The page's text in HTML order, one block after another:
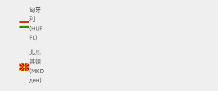
匈牙
利
(HUF
Ft)
北馬
其頓
(MKD
ден)